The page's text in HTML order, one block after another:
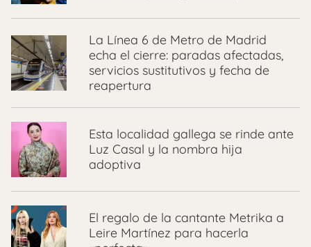
La Línea 6 de Metro de Madrid
echa el cierre: paradas afectadas,
servicios sustitutivos y fecha de
reapertura
Esta localidad gallega se rinde ante
Luz Casal y la nombra hija
adoptiva
El regalo de la cantante Metrika a
Leire Martínez para hacerla